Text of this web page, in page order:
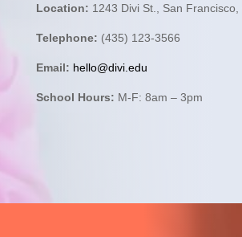
Location: 1243 Divi St., San Francisco,
Telephone: (435) 123-3566
Email: hello@divi.edu
School Hours: M-F: 8am – 3pm